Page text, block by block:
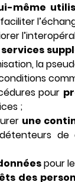
même
services
la
pour
;
une
de
pour
des